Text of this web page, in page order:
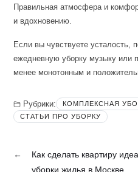
Правильная атмосфера и
и вдохновению.
Если вы чувствуете усталость,
ежедневную уборку музыку или
менее монотонным и
Рубрики: КОМПЛЕКСНАЯ
СТАТЬИ ПРО УБОРКУ
←
Как сделать квартиру
уборки жилья в Москве